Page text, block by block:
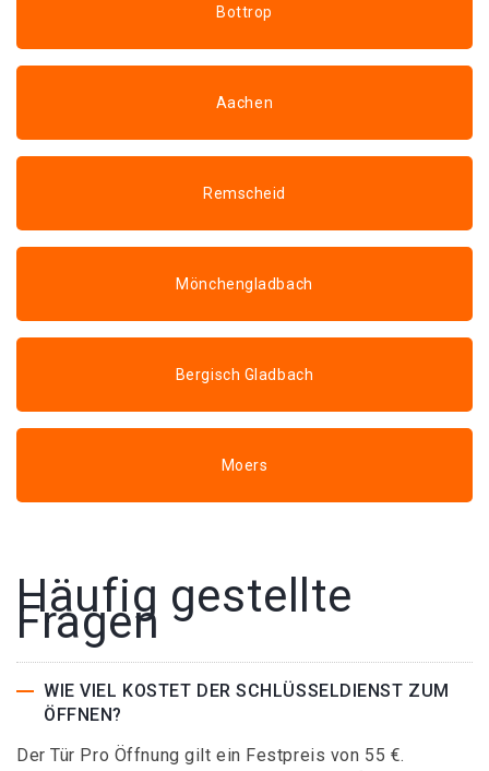
Bottrop
Aachen
Remscheid
Mönchengladbach
Bergisch Gladbach
Moers
Häufig gestellte
Fragen
WIE VIEL KOSTET DER SCHLÜSSELDIENST ZUM
ÖFFNEN?
Der Tür Pro Öffnung gilt ein Festpreis von 55 €.